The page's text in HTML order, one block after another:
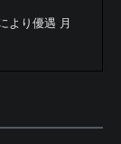
より優遇 月